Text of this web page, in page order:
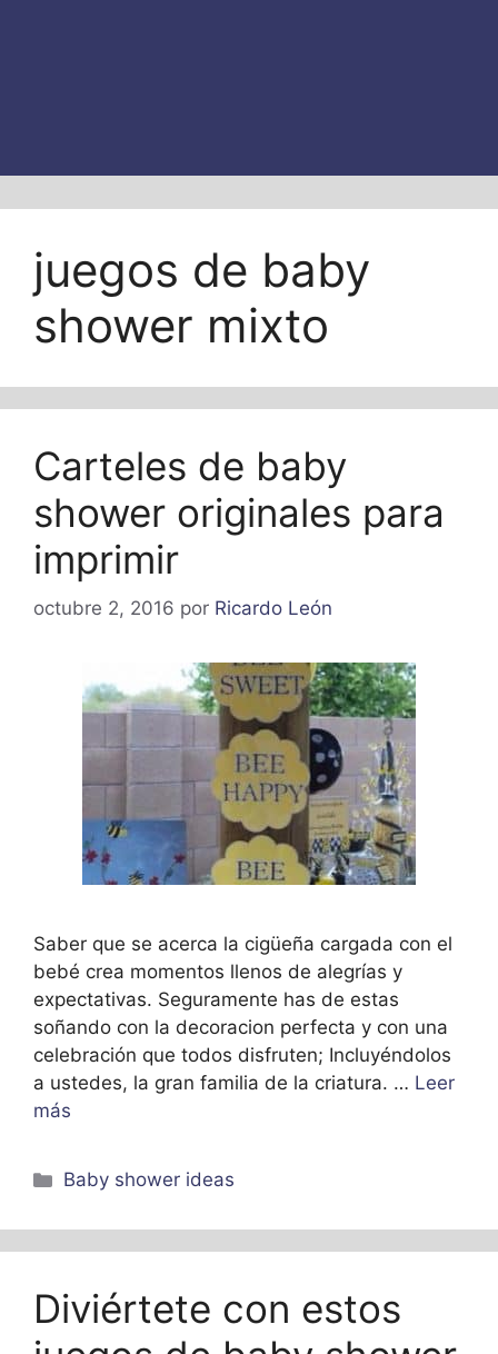
juegos de baby
shower mixto
Carteles de baby
shower originales para
imprimir
octubre 2, 2016 por Ricardo León
Saber que se acerca la cigüeña cargada con el
bebé crea momentos llenos de alegrías y
expectativas. Seguramente has de estas
soñando con la decoracion perfecta y con una
celebración que todos disfruten; Incluyéndolos
a ustedes, la gran familia de la criatura. … Leer
más
Categorías
Baby shower ideas
Diviértete con estos